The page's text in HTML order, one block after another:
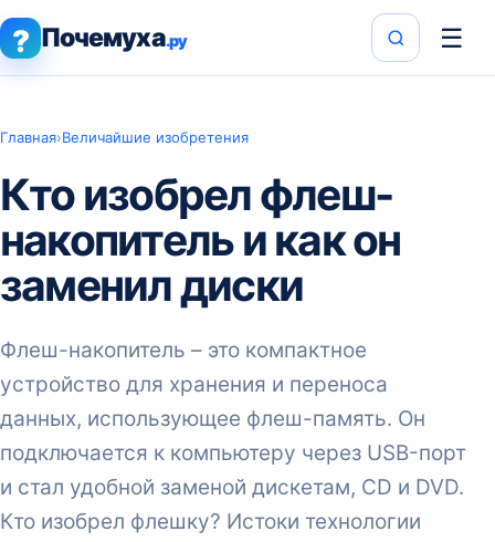
? Почемуха.ру ☰
Главная›Величайшие изобретения
Кто изобрел флеш-
накопитель и как он
заменил диски
Флеш-накопитель – это компактное
устройство для хранения и переноса
данных, использующее флеш-память. Он
подключается к компьютеру через USB-порт
и стал удобной заменой дискетам, CD и DVD.
Кто изобрел флешку? Истоки технологии